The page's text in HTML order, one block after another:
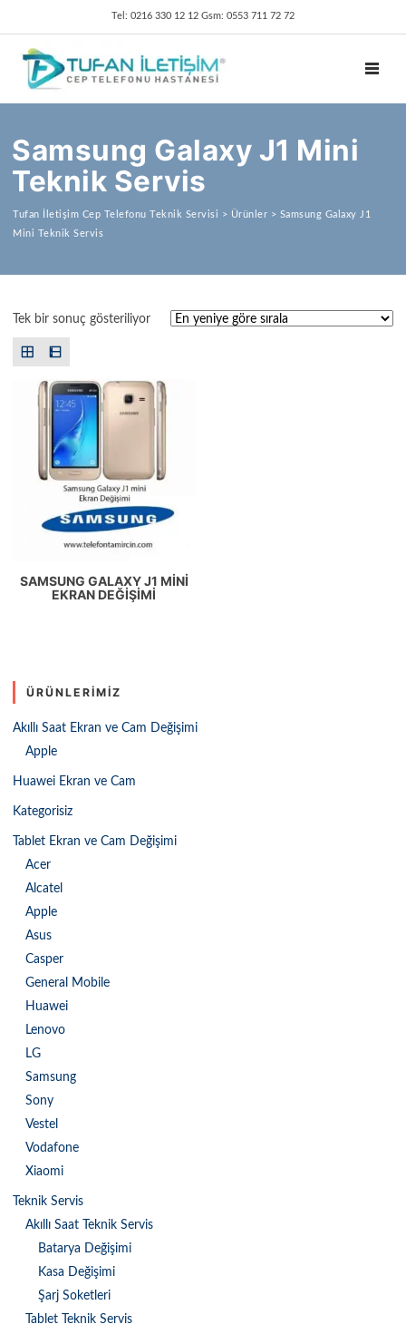
Tel: 0216 330 12 12 Gsm: 0553 711 72 72
Samsung Galaxy J1 Mini
Teknik Servis
Tufan İletişim Cep Telefonu Teknik Servisi > Ürünler > Samsung Galaxy J1
Mini Teknik Servis
Tek bir sonuç gösteriliyor
SAMSUNG GALAXY J1 MINI
EKRAN DEĞIŞIMI
ÜRÜNLERIMIZ
Akıllı Saat Ekran ve Cam Değişimi
Apple
Huawei Ekran ve Cam
Kategorisiz
Tablet Ekran ve Cam Değişimi
Acer
Alcatel
Apple
Asus
Casper
General Mobile
Huawei
Lenovo
LG
Samsung
Sony
Vestel
Vodafone
Xiaomi
Teknik Servis
Akıllı Saat Teknik Servis
Batarya Değişimi
Kasa Değişimi
Şarj Soketleri
Tablet Teknik Servis